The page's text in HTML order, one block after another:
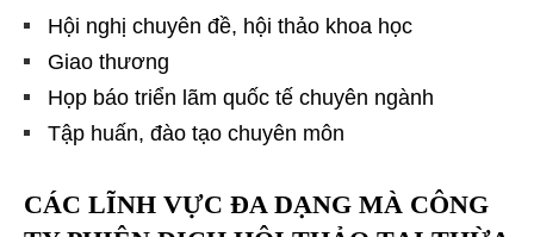
Hội nghị chuyên đề, hội thảo khoa học
Giao thương
Họp báo triển lãm quốc tế chuyên ngành
Tập huấn, đào tạo chuyên môn
CÁC LĨNH VỰC ĐA DẠNG MÀ CÔNG